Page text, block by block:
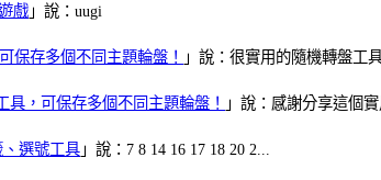
戲 」說：uugi
保存多個不同主題輪盤！ 」說：很實用的隨機轉盤工
具，可保存多個不同主題輪盤！ 」說：感謝分享這個
、選號工具 」說：7 8 14 16 17 18 20 2...